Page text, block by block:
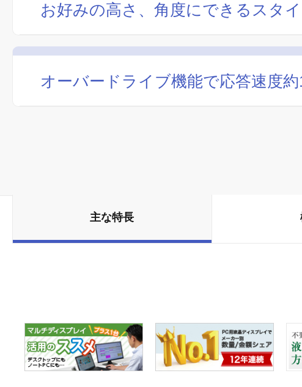
お好みの高さ、角度にできるスタ
オーバードライブ機能で応答速度
主な特長